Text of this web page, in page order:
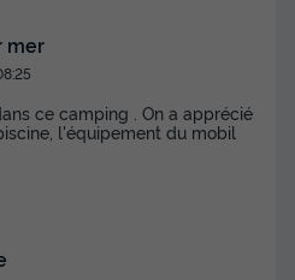
mer
ce camping . On a apprécié
l'équipement du mobil